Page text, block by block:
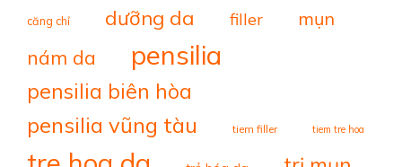
căng chỉ dưỡng da filler mụn
nám da pensilia
pensilia biên hòa
pensilia vũng tàu tiem filler tiem tre hoa